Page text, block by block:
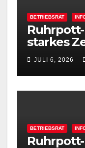
BETRIEBSRAT
starkes
JULI 6, 2026
BETRIEBSRAT